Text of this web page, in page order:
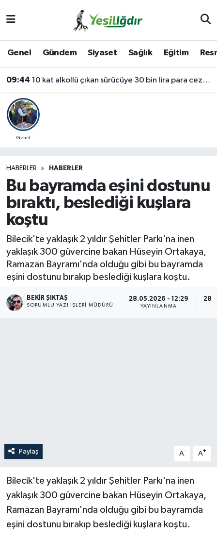
Genel Gündem Siyaset Sağlık Eğitim
09:44 10 kat alkollü çıkan sürücüye 30 bin lira para cezası
Genel
HABERLER HABERLER
Bu bayramda eşini dostunu
bıraktı, beslediği kuşlara
koştu
Bilecik'te yaklaşık 2 yıldır Şehitler Parkı'na inen
yaklaşık 300 güvercine bakan Hüseyin Ortakaya,
Ramazan Bayramı'nda olduğu gibi bu bayramda
eşini dostunu bırakıp beslediği kuşlara koştu.
BEKIR ŞIKTAŞ
SORUMLU YAZI İŞLERI MÜDÜRÜ
28.05.2026 - 12:29
YAYINLANMA
Paylaş A- A+
Bilecik'te yaklaşık 2 yıldır Şehitler Parkı'na inen
yaklaşık 300 güvercine bakan Hüseyin Ortakaya,
Ramazan Bayramı'nda olduğu gibi bu bayramda
eşini dostunu bırakıp beslediği kuşlara koştu.
İğdir Namaz Vakitleri
Iğdır Trafik Yoğunluk Haritası
Süper Lig Puan Durumu ve Fikstür
Son Dakika Haberleri
Haber Arşivi